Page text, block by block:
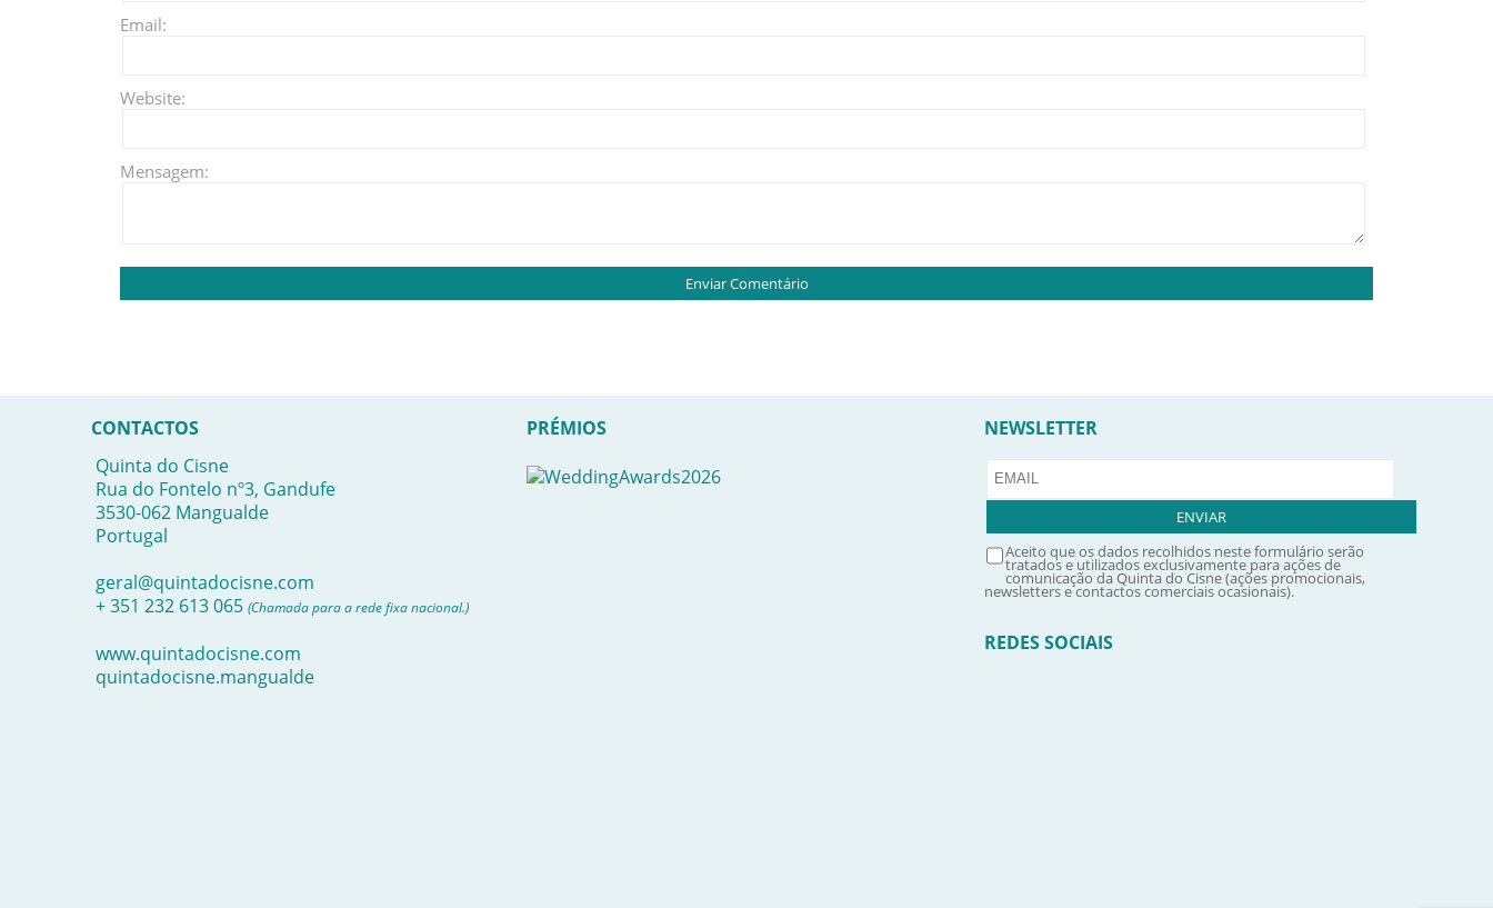
Email:
Website:
Mensagem:
CONTACTOS
Quinta do Cisne
Rua do Fontelo nº3, Gandufe
3530-062 Mangualde
Portugal
geral@quintadocisne.com
+ 351 232 613 065 (Chamada para a rede fixa nacional.)
www.quintadocisne.com
quintadocisne.mangualde
PRÉMIOS NEWSLETTER
Aceito que os dados recolhidos neste formulário serão
tratados e utilizados exclusivamente para ações de
comunicação da Quinta do Cisne (ações promocionais,
newsletters e contactos comerciais ocasionais).
REDES SOCIAIS